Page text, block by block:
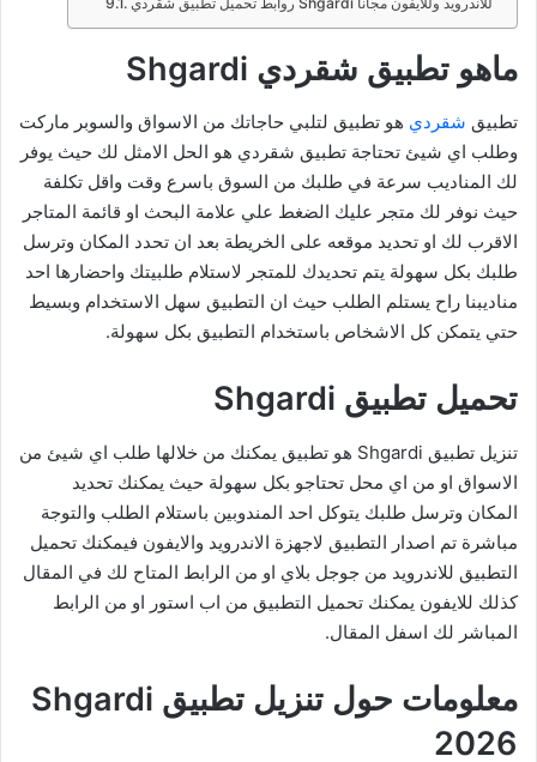
ماهو تطبيق شقردي Shgardi
تطبيق شقردي هو تطبيق لتلبي حاجاتك من الاسواق والسوبر ماركت
وطلب اي شيئ تحتاجة تطبيق شقردي هو الحل الامثل لك حيث يوفر
لك المناديب سرعة في طلبك من السوق باسرع وقت واقل تكلفة
حيث نوفر لك متجر عليك الضغط علي علامة البحث او قائمة المتاجر
الاقرب لك او تحديد موقعه على الخريطة بعد ان تحدد المكان وترسل
طلبك بكل سهولة يتم تحديدك للمتجر لاستلام طلبيتك واحضارها احد
مناديبنا راح يستلم الطلب حيث ان التطبيق سهل الاستخدام وبسيط
حتي يتمكن كل الاشخاص باستخدام التطبيق بكل سهولة.
تحميل تطبيق Shgardi
تنزيل تطبيق Shgardi هو تطبيق يمكنك من خلالها طلب اي شيئ من
الاسواق او من اي محل تحتاجو بكل سهولة حيث يمكنك تحديد
المكان وترسل طلبك يتوكل احد المندوبين باستلام الطلب والتوجة
مباشرة تم اصدار التطبيق لاجهزة الاندرويد والايفون فيمكنك تحميل
التطبيق للاندرويد من جوجل بلاي او من الرابط المتاح لك في المقال
كذلك للايفون يمكنك تحميل التطبيق من اب استور او من الرابط
المباشر لك اسفل المقال.
معلومات حول تنزيل تطبيق Shgardi
2026